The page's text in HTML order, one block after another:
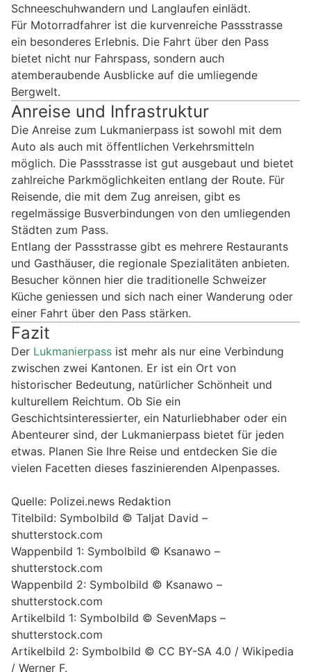
Schneeschuhwandern und Langlaufen einlädt.
Für Motorradfahrer ist die kurvenreiche Passstrasse
ein besonderes Erlebnis. Die Fahrt über den Pass
bietet nicht nur Fahrspass, sondern auch
atemberaubende Ausblicke auf die umliegende
Bergwelt.
Anreise und Infrastruktur
Die Anreise zum Lukmanierpass ist sowohl mit dem
Auto als auch mit öffentlichen Verkehrsmitteln
möglich. Die Passstrasse ist gut ausgebaut und bietet
zahlreiche Parkmöglichkeiten entlang der Route. Für
Reisende, die mit dem Zug anreisen, gibt es
regelmässige Busverbindungen von den umliegenden
Städten zum Pass.
Entlang der Passstrasse gibt es mehrere Restaurants
und Gasthäuser, die regionale Spezialitäten anbieten.
Besucher können hier die traditionelle Schweizer
Küche geniessen und sich nach einer Wanderung oder
einer Fahrt über den Pass stärken.
Fazit
Der Lukmanierpass ist mehr als nur eine Verbindung
zwischen zwei Kantonen. Er ist ein Ort von
historischer Bedeutung, natürlicher Schönheit und
kulturellem Reichtum. Ob Sie ein
Geschichtsinteressierter, ein Naturliebhaber oder ein
Abenteurer sind, der Lukmanierpass bietet für jeden
etwas. Planen Sie Ihre Reise und entdecken Sie die
vielen Facetten dieses faszinierenden Alpenpasses.
Quelle: Polizei.news Redaktion
Titelbild: Symbolbild © Taljat David –
shutterstock.com
Wappenbild 1: Symbolbild © Ksanawo –
shutterstock.com
Wappenbild 2: Symbolbild © Ksanawo –
shutterstock.com
Artikelbild 1: Symbolbild © SevenMaps –
shutterstock.com
Artikelbild 2: Symbolbild © CC BY-SA 4.0 / Wikipedia
/ Werner F.